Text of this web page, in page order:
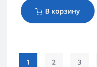
В корзину
1 2 3